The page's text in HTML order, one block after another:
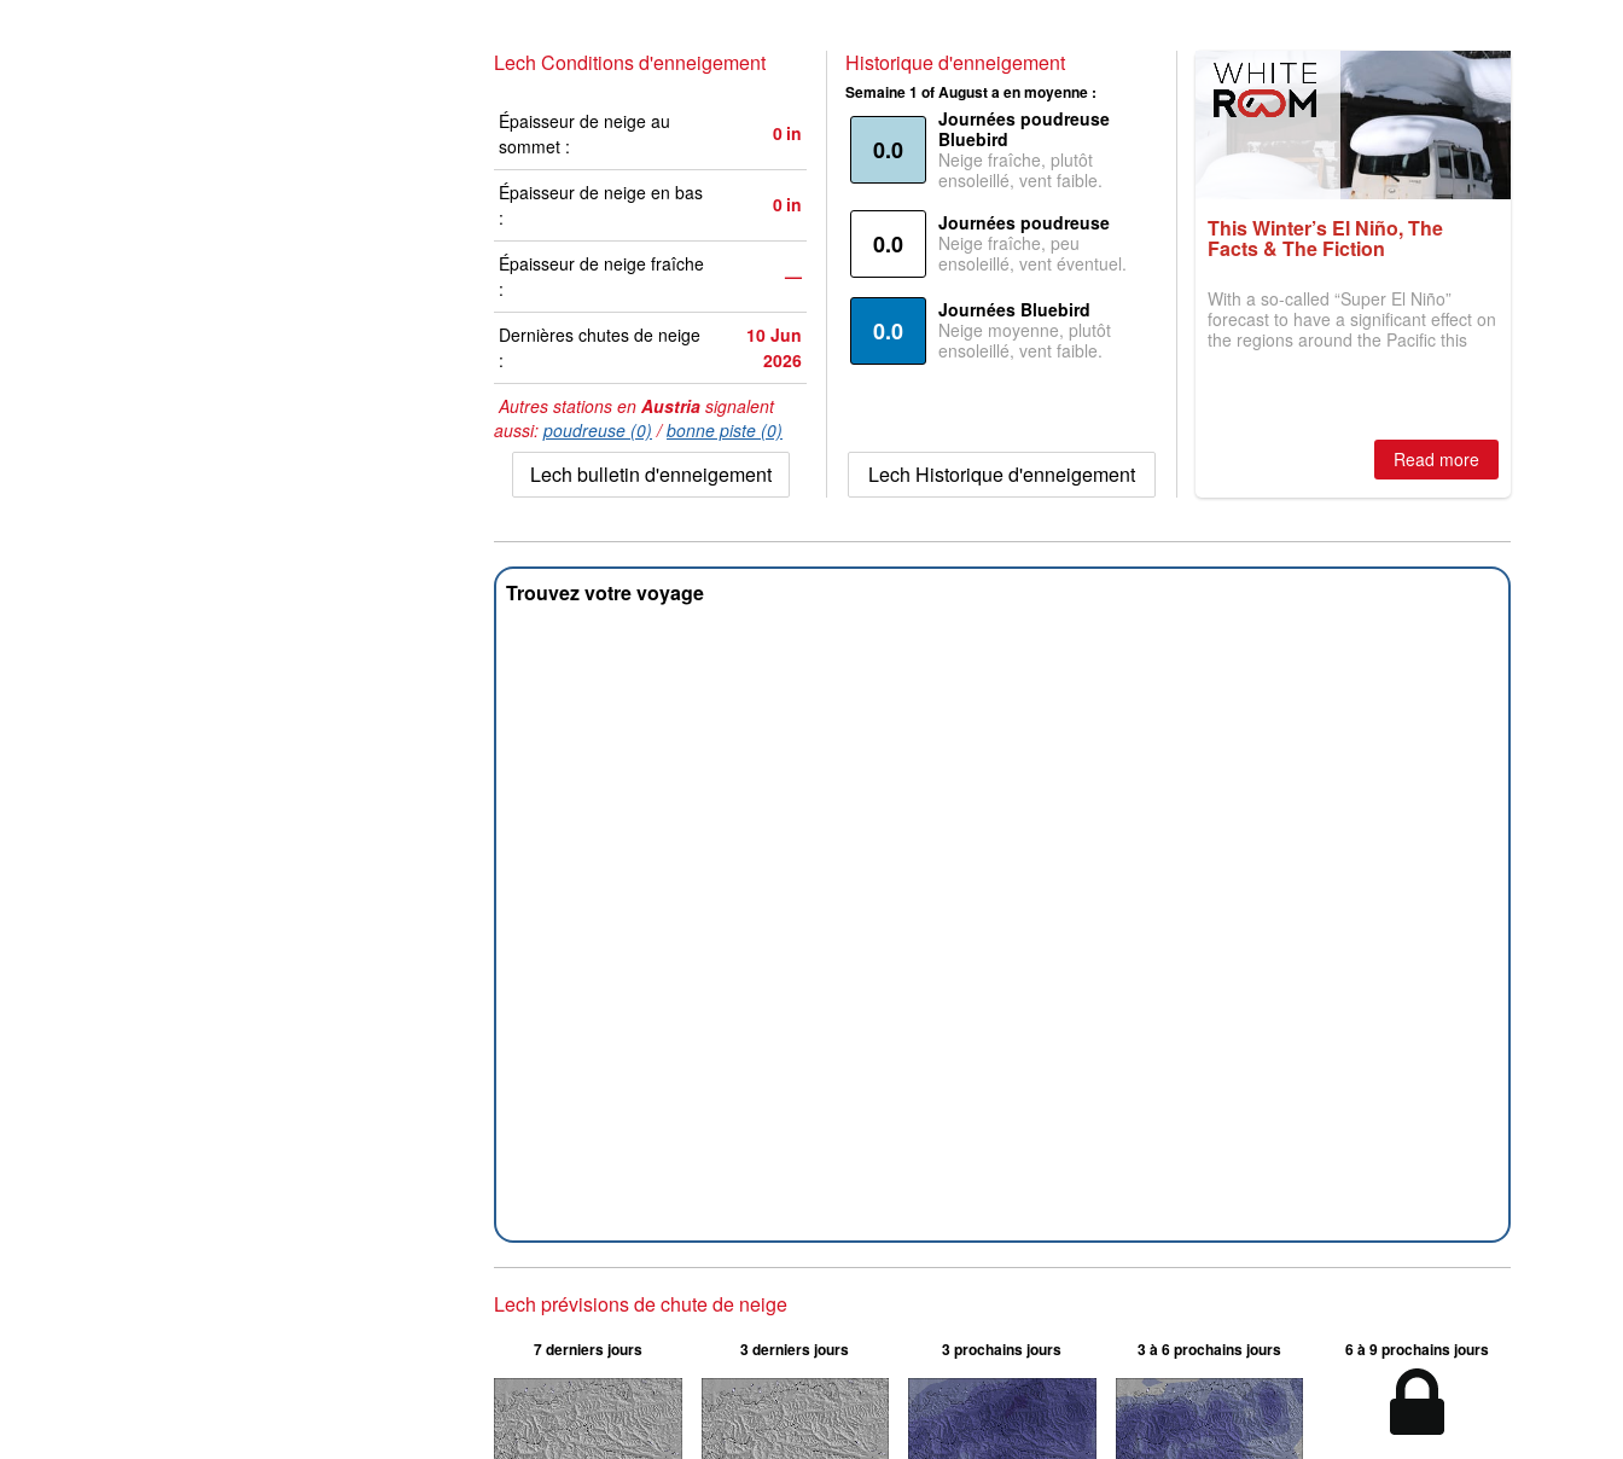
Lech Conditions d'enneigement
Épaisseur de neige au
sommet :
0 in
Épaisseur de neige en bas
:
0 in
Épaisseur de neige fraîche
:
—
Dernières chutes de neige
:
10 Jun
2026
Autres stations en Austria signalent
aussi: poudreuse (0) /bonne piste (0)
Lech bulletin d'enneigement
Historique d'enneigement
Semaine 1 of August a en moyenne :
0.0
Journées poudreuse
Bluebird
Neige fraîche, plutôt
ensoleillé, vent faible.
0.0
Journées poudreuse
Neige fraîche, peu
ensoleillé, vent éventuel.
0.0
Journées Bluebird
Neige moyenne, plutôt
ensoleillé, vent faible.
Lech Historique d'enneigement
This Winter’s El Niño, The
Facts & The Fiction
With a so-called “Super El Niño”
forecast to have a significant effect on
the regions around the Pacific this
Read more
Trouvez votre voyage
Lech prévisions de chute de neige
7 derniers jours 3 derniers jours 3 prochains jours 3 à 6 prochains jours 6 à 9 prochains jours